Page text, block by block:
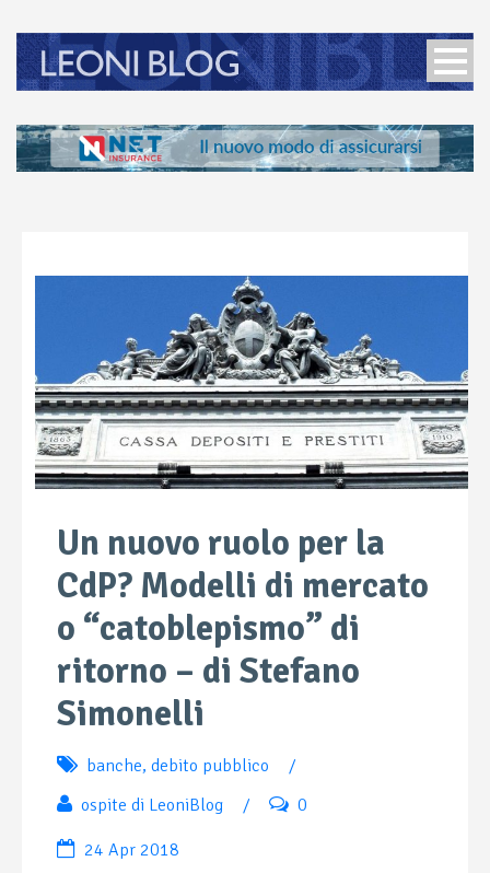
Un nuovo ruolo per la
CdP? Modelli di mercato
o “catoblepismo” di
ritorno – di Stefano
Simonelli
banche, debito pubblico
/
ospite di LeoniBlog
/ 0
24 Apr 2018